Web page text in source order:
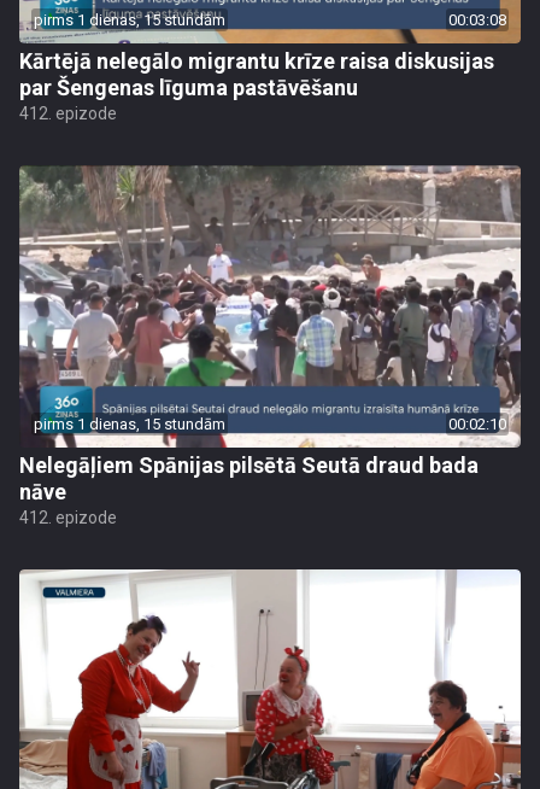
pirms 1 dienas, 15 stundām 00:03:08
Kārtējā nelegālo migrantu krīze raisa diskusijas
par Šengenas līguma pastāvēšanu
412. epizode
pirms 1 dienas, 15 stundām 00:02:10
Nelegāļiem Spānijas pilsētā Seutā draud bada
nāve
412. epizode